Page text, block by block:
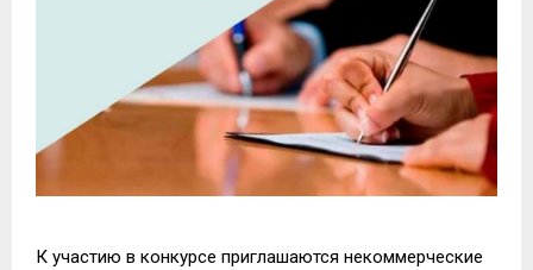
К участию в конкурсе приглашаются некоммерческие